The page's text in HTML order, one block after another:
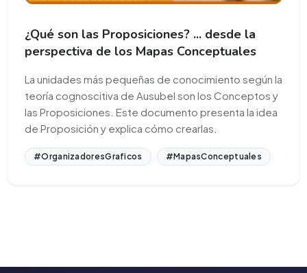
¿Qué son las Proposiciones? ... desde la
perspectiva de los Mapas Conceptuales
La unidades más pequeñas de conocimiento según la
teoría cognoscitiva de Ausubel son los Conceptos y
las Proposiciones. Este documento presenta la idea
de Proposición y explica cómo crearlas.
#OrganizadoresGraficos #MapasConceptuales